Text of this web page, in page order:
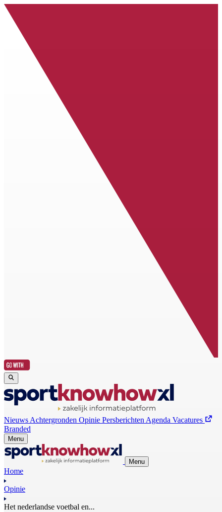
Nieuws Achtergronden Opinie Persberichten Agenda Vacatures
Branded
Menu
Menu
Home
Opinie
Het nederlandse voetbal en...